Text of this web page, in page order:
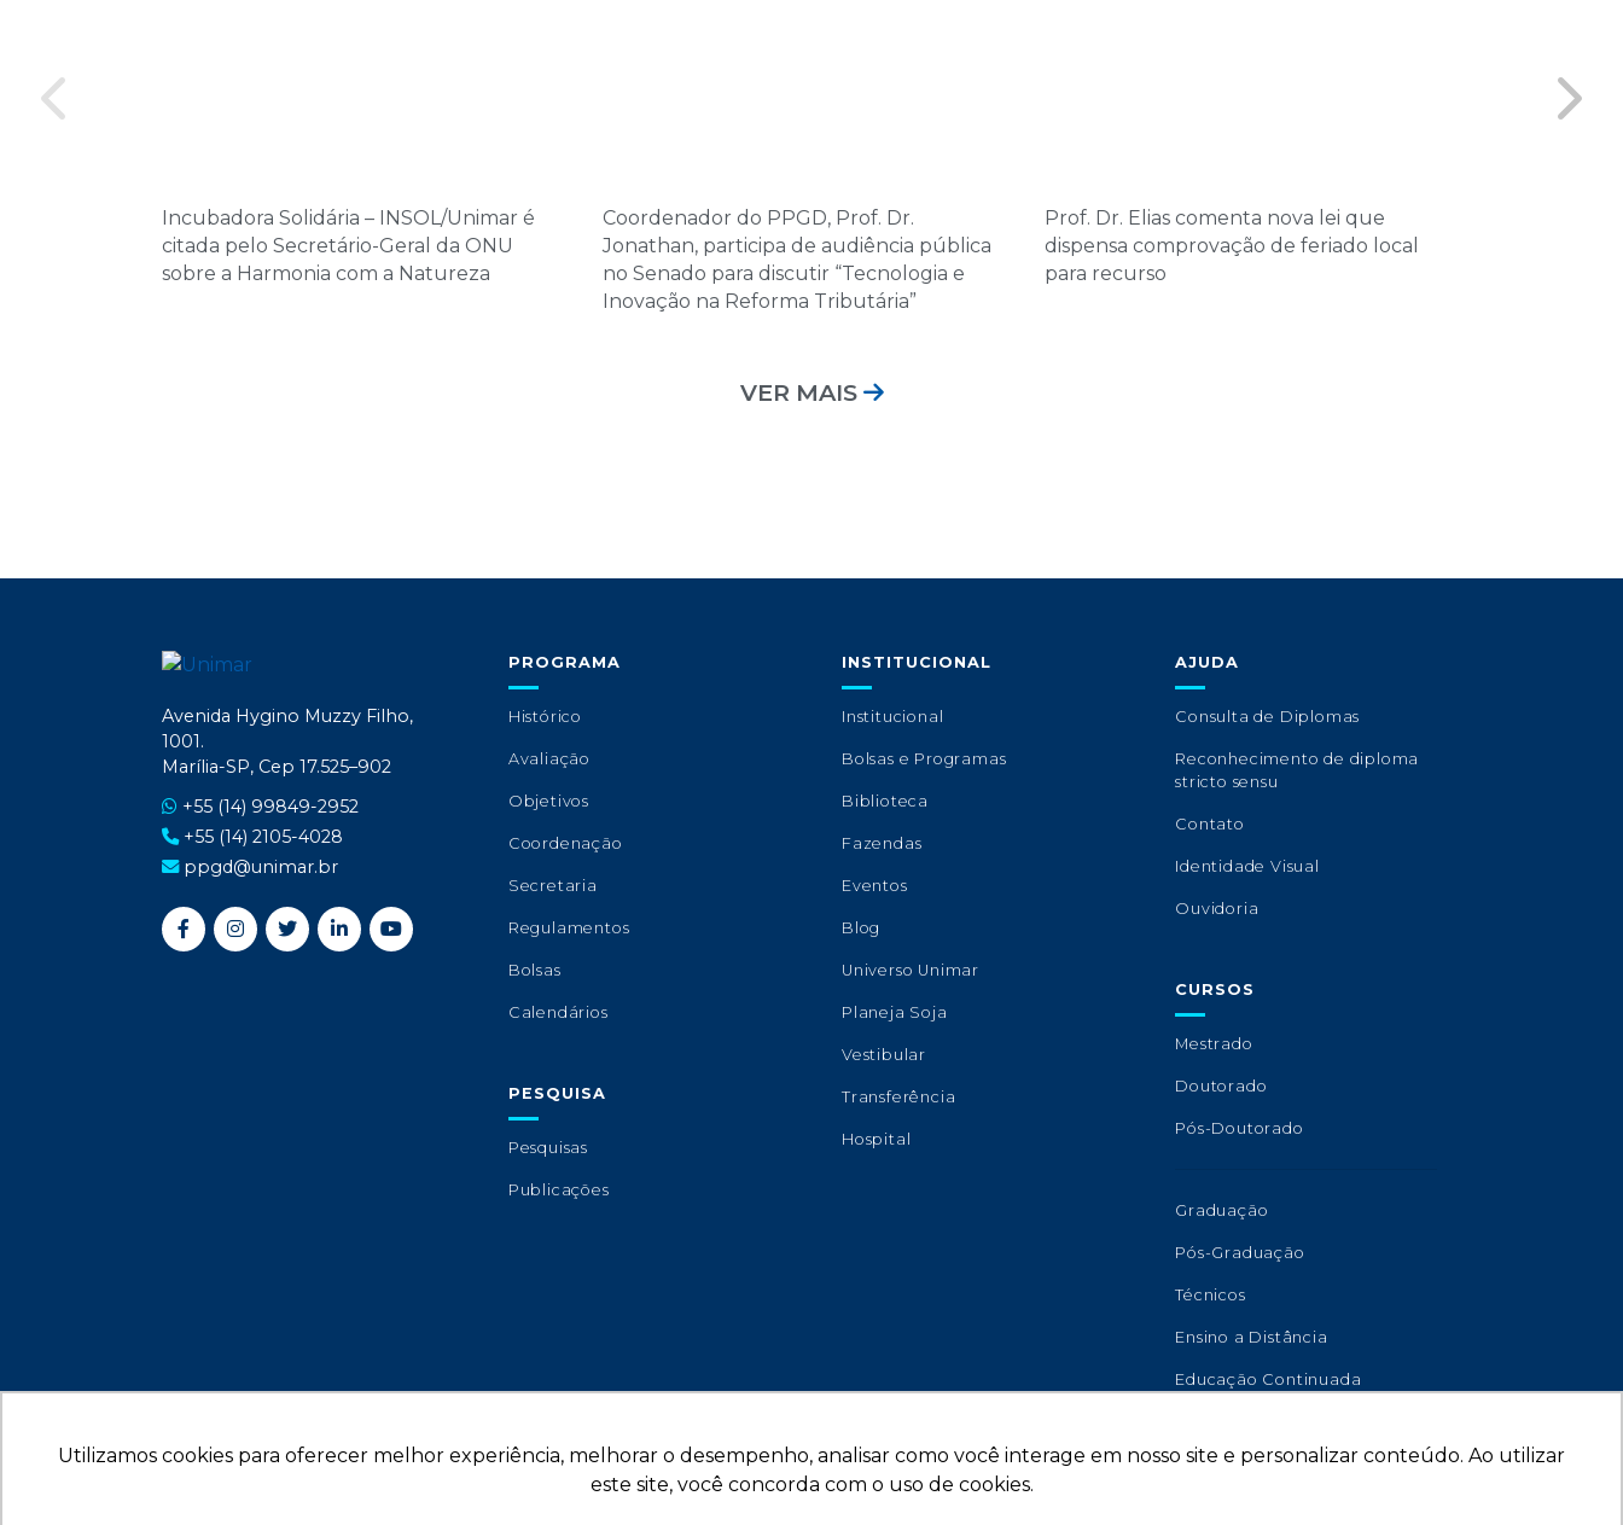
Utilizamos cookies para oferecer melhor experiência, melhorar o desempenho, analisar como você interage em nosso site e personalizar conteúdo. Ao utilizar
este site, você concorda com o uso de cookies.
Incubadora Solidária – INSOL/Unimar é
citada pelo Secretário-Geral da ONU
sobre a Harmonia com a Natureza
Coordenador do PPGD, Prof. Dr.
Jonathan, participa de audiência pública
no Senado para discutir “Tecnologia e
Inovação na Reforma Tributária”
Prof. Dr. Elias comenta nova lei que
dispensa comprovação de feriado local
para recurso
VER MAIS
Avenida Hygino Muzzy Filho,
1001.
Marília-SP, Cep 17.525–902
+55 (14) 99849-2952
+55 (14) 2105-4028
ppgd@unimar.br
PROGRAMA
Histórico
Avaliação
Objetivos
Coordenação
Secretaria
Regulamentos
Bolsas
Calendários
PESQUISA
Pesquisas
Publicações
INSTITUCIONAL
Institucional
Bolsas e Programas
Biblioteca
Fazendas
Eventos
Blog
Universo Unimar
Planeja Soja
Vestibular
Transferência
Hospital
AJUDA
Consulta de Diplomas
Reconhecimento de diploma
stricto sensu
Contato
Identidade Visual
Ouvidoria
CURSOS
Mestrado
Doutorado
Pós-Doutorado
Graduação
Pós-Graduação
Técnicos
Ensino a Distância
Educação Continuada